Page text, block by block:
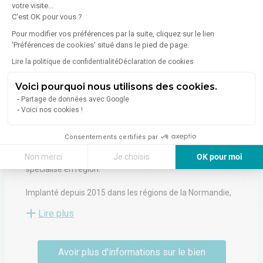
votre visite...
C'est OK pour vous ?
Pour modifier vos préférences par la suite, cliquez sur le lien
'Préférences de cookies' situé dans le pied de page.
Lire la politique de confidentialitéDéclaration de cookies
Voici pourquoi nous utilisons des cookies.
Partage de données avec Google
Voici nos cookies !
Consentements certifiés par
Non merci Je choisis
OK pour moi
Axeptio consent
Plateforme de Gestion du Consentement : Personnalisez vos Options
Notre plateforme vous permet d'adapter et de gérer vos paramètres
À propos de l'agence
PROLOCAUX
57 Avenue De Bretagne
Voir toutes les annonces de l'agence
Prolocaux est un acteur de l’immobilier d’entreprise
spécialisé en région.
Implanté depuis 2015 dans les régions de la Normandie,
également en Seine-et-Marne, nous vous conseillons et
d’immobilier d’entreprise.
Lire plus
Avoir plus d'informations sur le bien